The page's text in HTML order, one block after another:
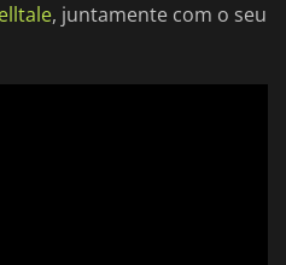
, juntamente com o seu